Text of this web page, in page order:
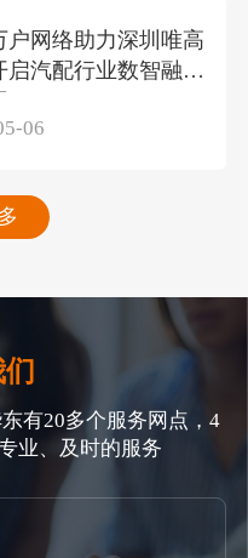
户网络助力深圳唯高
启汽配行业数智融合
06
有20多个服务网点，4
业、及时的服务